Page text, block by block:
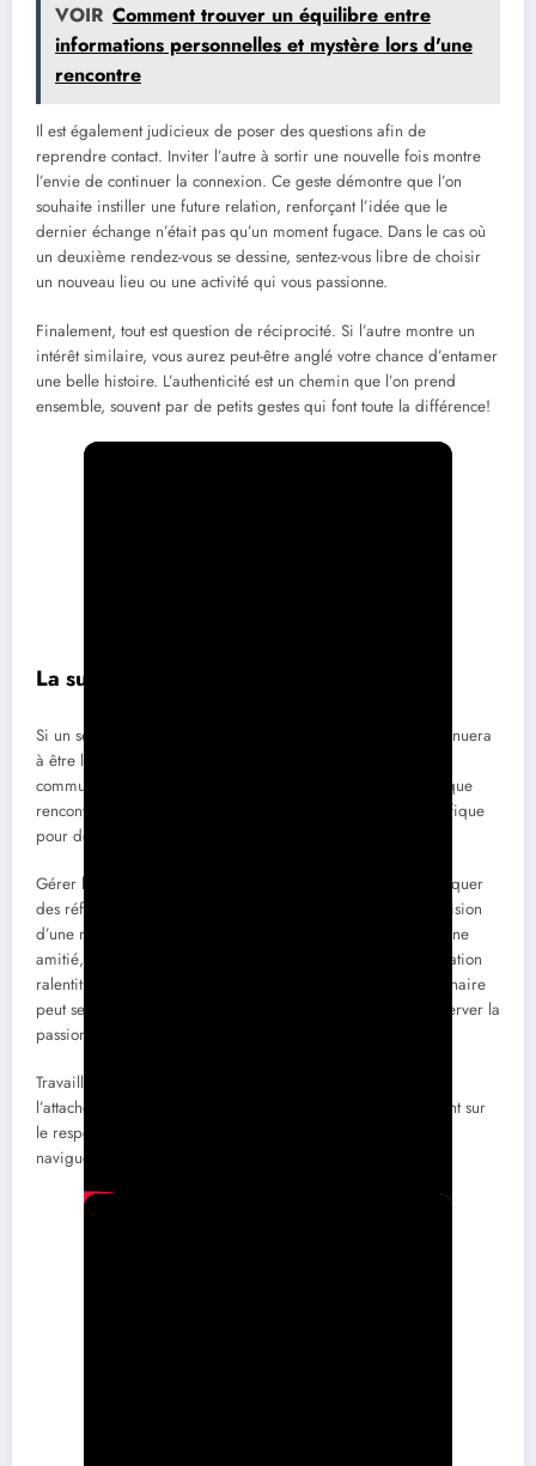
VOIR Comment trouver un équilibre entre
informations personnelles et mystère lors d'une
rencontre
Il est également judicieux de poser des questions afin de
reprendre contact. Inviter l’autre à sortir une nouvelle fois montre
l’envie de continuer la connexion. Ce geste démontre que l’on
souhaite instiller une future relation, renforçant l’idée que le
dernier échange n’était pas qu’un moment fugace. Dans le cas où
un deuxième rendez-vous se dessine, sentez-vous libre de choisir
un nouveau lieu ou une activité qui vous passionne.
Finalement, tout est question de réciprocité. Si l’autre montre un
intérêt similaire, vous aurez peut-être anglé votre chance d’entamer
une belle histoire. L’authenticité est un chemin que l’on prend
ensemble, souvent par de petits gestes qui font toute la différence!
La suite des événements
Si un second rendez-vous se met en place, l’authenticité continuera
à être le fil conducteur de votre relation. Assurez-vous de
communiquer, de partager et de construire ensemble à chaque
rencontre. La sincérité favorise un climat de confiance, bénéfique
pour définir les attentes de chacun.
Gérer l’évolution d’une relation demande également d’impliquer
des réflexions sur les objectifs respectifs. Que ce soit sur la vision
d’une relation amoureuse, d’un partenariat, ou simplement une
amitié, avoir les mêmes valeurs est essentiel. Une communication
ralentit idéalement le rythme de la relation, où chaque partenaire
peut se livrer selon son propre tempo, tout en veillant à conserver la
passion.
Travailler sur un équilibre entre indépendance et tendance à
l’attachement renforcera les liens envers autrui. Mettre l’accent sur
le respect et l’évolution saine des relations vous permettra de
naviguer avec bienveillance dans chaque interaction.